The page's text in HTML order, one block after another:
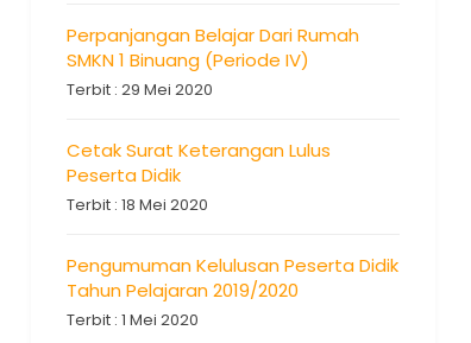
Perpanjangan Belajar Dari Rumah
SMKN 1 Binuang (Periode IV)
Terbit : 29 Mei 2020
Cetak Surat Keterangan Lulus
Peserta Didik
Terbit : 18 Mei 2020
Pengumuman Kelulusan Peserta Didik
Tahun Pelajaran 2019/2020
Terbit : 1 Mei 2020